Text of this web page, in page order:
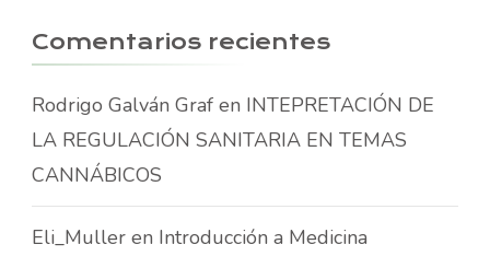
Comentarios recientes
Rodrigo Galván Graf en INTEPRETACIÓN DE
LA REGULACIÓN SANITARIA EN TEMAS
CANNÁBICOS
Eli_Muller en Introducción a Medicina